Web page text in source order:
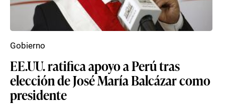
EE.UU. ratifica apoyo a Perú tras
elección de José María Balcázar como
presidente
Gobierno